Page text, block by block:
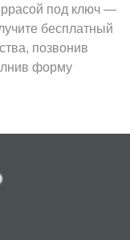
под ключ —
бесплатный
позвонив
форму